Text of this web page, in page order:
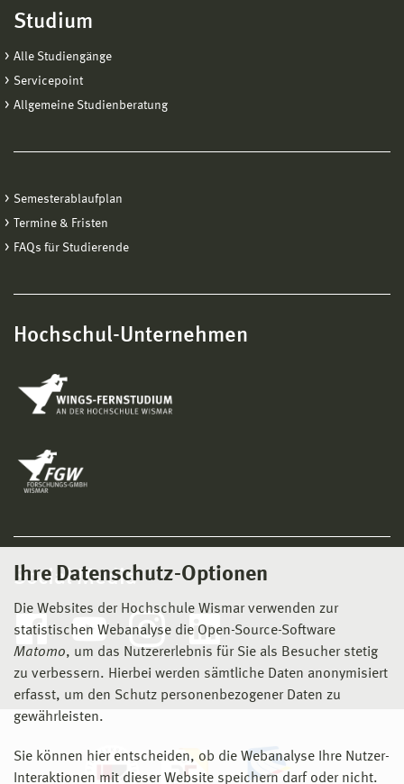
Ihre Datenschutz-Optionen
Die Websites der Hochschule Wismar verwenden zur
statistischen Webanalyse die Open-Source-Software
Matomo, um das Nutzererlebnis für Sie als Besucher stetig
zu verbessern. Hierbei werden sämtliche Daten anonymisiert
erfasst, um den Schutz personenbezogener Daten zu
gewährleisten.
Sie können hier entscheiden, ob die Webanalyse Ihre Nutzer-
Interaktionen mit dieser Website speichern darf oder nicht.
Studium
Alle Studiengänge
Servicepoint
Allgemeine Studienberatung
Semesterablaufplan
Termine & Fristen
FAQs für Studierende
Hochschul-Unternehmen
Social Media